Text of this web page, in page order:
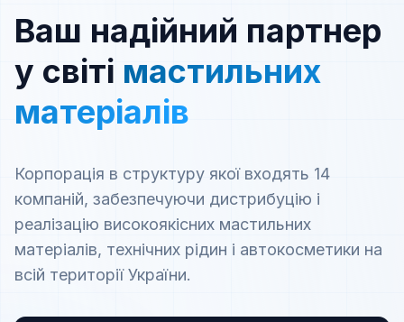
Ваш надійний партнер
у світі мастильних
матеріалів
Корпорація в структуру якої входять 14
компаній, забезпечуючи дистрибуцію і
реалізацію високоякісних мастильних
матеріалів, технічних рідин і автокосметики на
всій території України.